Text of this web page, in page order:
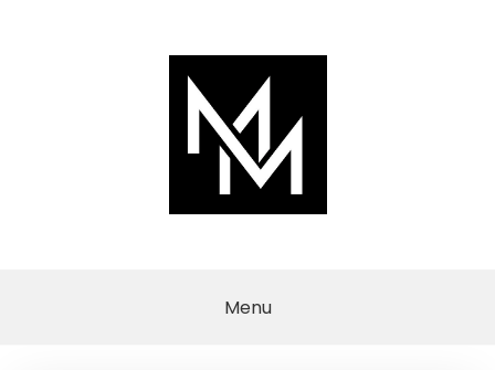
Menu